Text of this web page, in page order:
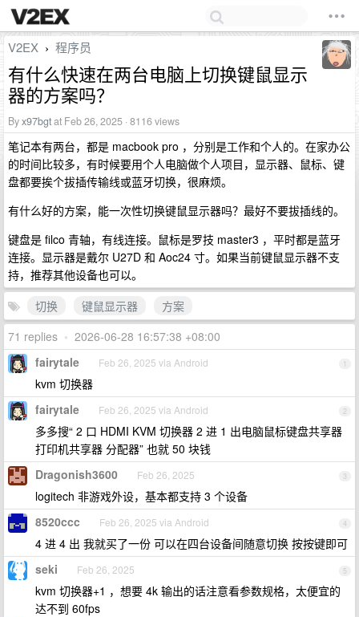
V2EX › 程序员
有什么快速在两台电脑上切换键鼠显示
器的方案吗？
Byx97bgtat Feb 26, 2025 · 8116 views
笔记本有两台，都是 macbook pro ，分别是工作和个人的。在家办公
的时间比较多，有时候要用个人电脑做个人项目，显示器、鼠标、键
盘都要挨个拔插传输线或蓝牙切换，很麻烦。
有什么好的方案，能一次性切换键鼠显示器吗？最好不要拔插线的。
键盘是 filco 青轴，有线连接。鼠标是罗技 master3 ，平时都是蓝牙
连接。显示器是戴尔 U27D 和 Aoc24 寸。如果当前键鼠显示器不支
持，推荐其他设备也可以。
切换
键鼠显示器
方案
71 replies • 2026-06-28 16:57:38 +08:00
1
fairytale Feb 26, 2025 via Android
kvm 切换器
2
fairytale Feb 26, 2025 via Android
多多搜“ 2 口 HDMI KVM 切换器 2 进 1 出电脑鼠标键盘共享器
打印机共享器 分配器” 也就 50 块钱
3
Dragonish3600 Feb 26, 2025
logitech 非游戏外设，基本都支持 3 个设备
4
8520ccc Feb 26, 2025 via Android
4 进 4 出 我就买了一份 可以在四台设备间随意切换 按按键即可
5
seki Feb 26, 2025
kvm 切换器+1 ，想要 4k 输出的话注意看参数规格，太便宜的
达不到 60fps